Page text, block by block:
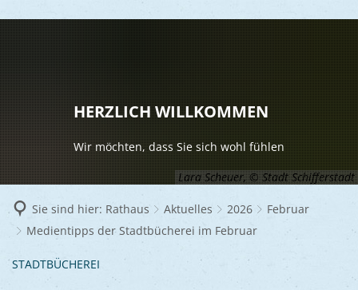
LEBEN
Vereine
Kinder
Senioren
RATHAUS
Aktuelles
Bürger-
Lara Scheuer, © Stadt Schifferstadt
HERZLICH WILLKOMMEN
Wir möchten, dass Sie sich wohl fühlen
Sie sind hier: Rathaus Aktuelles 2026
Februar
Medientipps der Stadtbücherei im Februar
STADTBÜCHEREI